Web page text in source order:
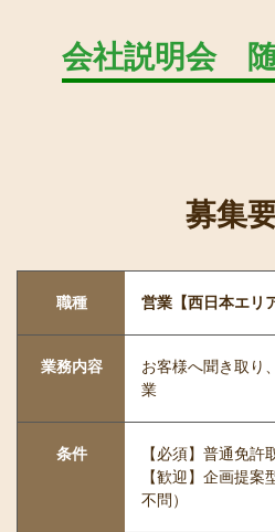
会社説明会 随
募集
職種 営業【西日本エリ
業務内容
お客様へ聞き取り
業
条件
【必須】普通免許
【歓迎】企画提案
不問）